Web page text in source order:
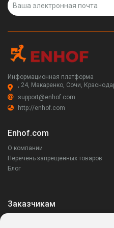
Информационная платформа
, 24, Макаренко, Сочи,
support@enhof.com
http://enhof.com
Enhof.com
О компании
Перечень запрещенных товаров
Блог
Заказчикам